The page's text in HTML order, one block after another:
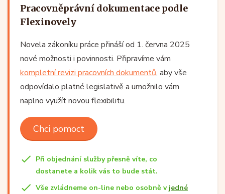
Pracovněprávní dokumentace podle
Flexinovely
Novela zákoníku práce přináší od 1. června 2025
nové možnosti i povinnosti. Připravíme vám
kompletní revizi pracovních dokumentů, aby vše
odpovídalo platné legislativě a umožnilo vám
naplno využít novou flexibilitu.
Chci pomoct
Při objednání služby přesně víte, co
dostanete a kolik vás to bude stát.
Vše zvládneme on-line nebo osobně v jedné